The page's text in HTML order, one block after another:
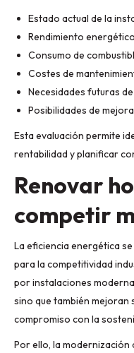
Estado actual de la
Rendimiento
Consumo de
Costes de
Necesidades futuras
Posibilidades de
Esta evaluación permite
rentabilidad y planificar
Renovar
competir
La eficiencia energética
para la competitividad
por instalaciones
sino que también mejoran
compromiso con la
Por ello, la modernización